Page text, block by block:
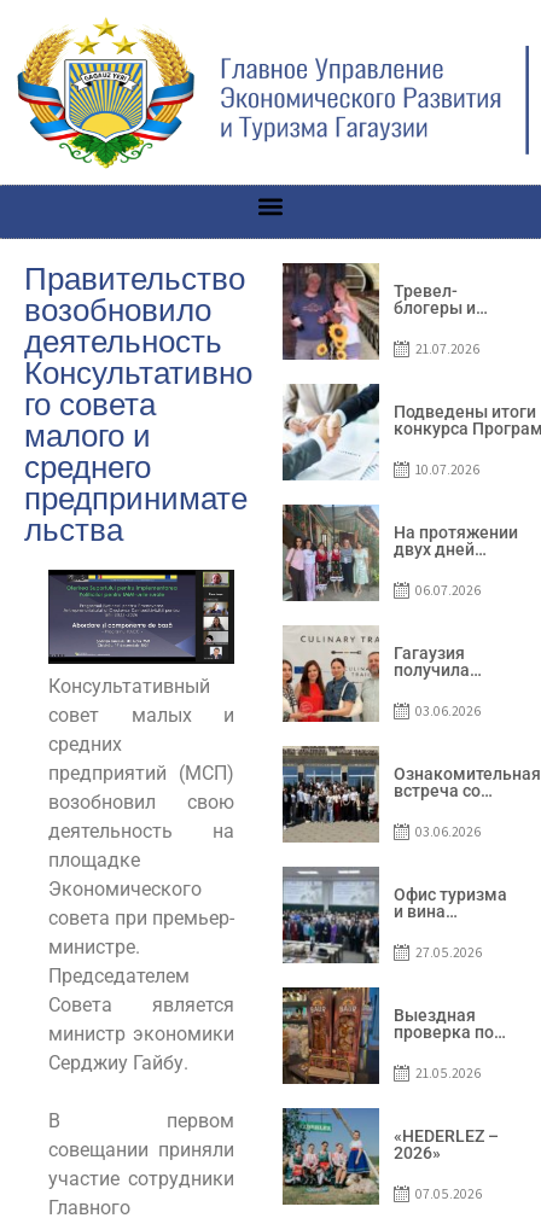
Правительство
возобновило
деятельность
Консультативно
го совета
малого и
среднего
предпринимате
льства
Консультативный
совет малых и
средних
предприятий (МСП)
возобновил свою
деятельность на
площадке
Экономического
совета при премьер-
министре.
Председателем
Совета является
министр экономики
Серджиу Гайбу.
В первом
совещании приняли
участие сотрудники
Главного
Тревел-
блогеры и
из Словении
сняли
Гагаузии
21.07.2026
Подведены итоги
конкурса
грантов
10.07.2026
На протяжении
двух дней
принимала
коллег из
Республики
Молдова
06.07.2026
Гагаузия
получила
признание в
рамках проекта
03.06.2026
Ознакомительная
встреча со
специальности
«Агент по
03.06.2026
Офис туризма
и вина
участник
Национальной
туризма
27.05.2026
Выездная
проверка по
соблюдения
условий
грантов
предприятия
Baurlukhouse
21.05.2026
«HEDERLEZ –
2026»
07.05.2026